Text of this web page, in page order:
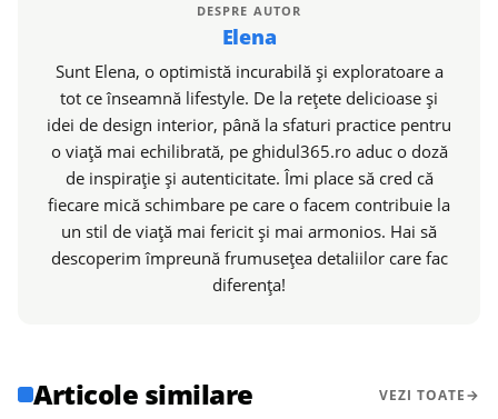
DESPRE AUTOR
Elena
Sunt Elena, o optimistă incurabilă și exploratoare a
tot ce înseamnă lifestyle. De la rețete delicioase și
idei de design interior, până la sfaturi practice pentru
o viață mai echilibrată, pe ghidul365.ro aduc o doză
de inspirație și autenticitate. Îmi place să cred că
fiecare mică schimbare pe care o facem contribuie la
un stil de viață mai fericit și mai armonios. Hai să
descoperim împreună frumusețea detaliilor care fac
diferența!
Articole similare VEZI TOATE